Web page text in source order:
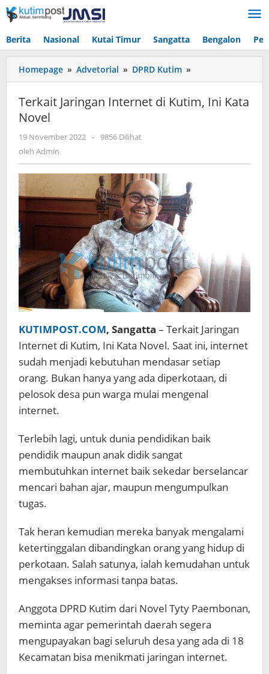
Lewati
ke
Berita Nasional Kutai Timur Sangatta Bengalon
Homepage » Advetorial » DPRD Kutim »
Jaringan
di
Terkait Jaringan Internet di Kutim, Ini Kata
Novel
19 November 2022 oleh
- 9856 Dilihat
oleh Admin
KUTIMPOST.COM, Sangatta – Terkait Jaringan
Internet di Kutim, Ini Kata Novel. Saat ini, internet
sudah menjadi kebutuhan mendasar setiap
orang. Bukan hanya yang ada diperkotaan, di
pelosok desa pun warga mulai mengenal
internet.
Terlebih lagi, untuk dunia pendidikan baik
pendidik maupun anak didik sangat
membutuhkan internet baik sekedar berselancar
mencari bahan ajar, maupun mengumpulkan
tugas.
Tak heran kemudian mereka banyak mengalami
ketertinggalan dibandingkan orang yang hidup di
perkotaan. Salah satunya, ialah kemudahan untuk
mengakses informasi tanpa batas.
Anggota DPRD Kutim dari Novel Tyty Paembonan,
meminta agar pemerintah daerah segera
mengupayakan bagi seluruh desa yang ada di 18
Kecamatan bisa menikmati jaringan internet.